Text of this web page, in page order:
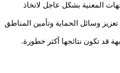
المعنية بشكل عاجل لاتخاذ
وسائل الحماية وتأمين المناطق
قد تكون نتائجها أكثر خطورة.